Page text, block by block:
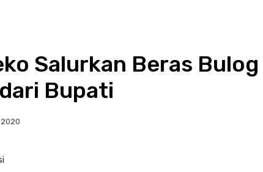
Salurkan Beras Bulog
Bupati